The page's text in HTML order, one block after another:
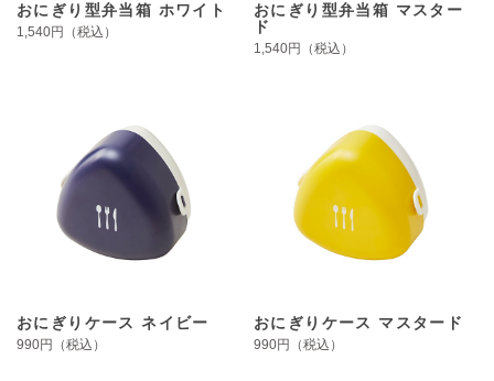
おにぎり型弁当箱 ホワイト
1,540円（税込）
おにぎり型弁当箱 マスター
ド
1,540円（税込）
おにぎりケース ネイビー
990円（税込）
おにぎりケース マスタード
990円（税込）